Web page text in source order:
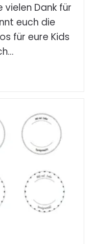
vielen Dank für
euch die
für eure Kids